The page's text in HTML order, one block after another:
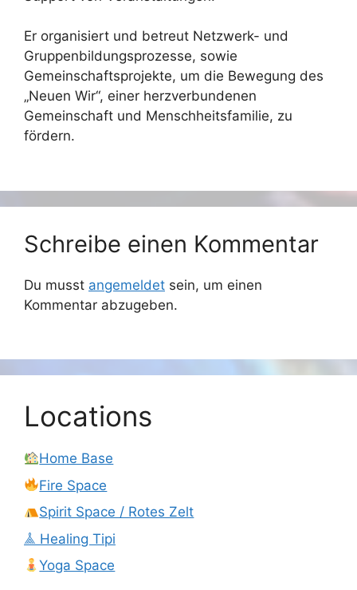
Er organisiert und betreut Netzwerk- und
Gruppenbildungsprozesse, sowie
Gemeinschaftsprojekte, um die Bewegung des
„Neuen Wir“, einer herzverbundenen
Gemeinschaft und Menschheitsfamilie, zu
fördern.
Schreibe einen Kommentar
Du musst angemeldet sein, um einen
Kommentar abzugeben.
Locations
Home Base
Fire Space
Spirit Space / Rotes Zelt
𖣰 Healing Tipi
Yoga Space